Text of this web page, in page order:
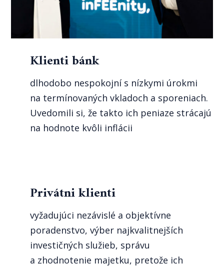
Klienti bánk
dlhodobo nespokojní s nízkymi úrokmi
na termínovaných vkladoch a sporeniach.
Uvedomili si, že takto ich peniaze strácajú
na hodnote kvôli inflácii
Privátni klienti
vyžadujúci nezávislé a objektívne
poradenstvo, výber najkvalitnejších
investičných služieb, správu
a zhodnotenie majetku, pretože ich